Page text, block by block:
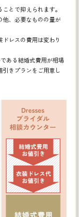
とで抑えられます。
他、必要なものの量が
レスの費用は変わり
ある結婚式費用が相場
引きプランをご用意し